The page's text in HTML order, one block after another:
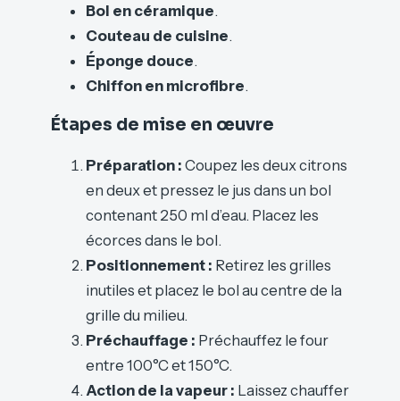
Bol en céramique.
Couteau de cuisine.
Éponge douce.
Chiffon en microfibre.
Étapes de mise en œuvre
Préparation : Coupez les deux citrons
en deux et pressez le jus dans un bol
contenant 250 ml d’eau. Placez les
écorces dans le bol.
Positionnement : Retirez les grilles
inutiles et placez le bol au centre de la
grille du milieu.
Préchauffage : Préchauffez le four
entre 100°C et 150°C.
Action de la vapeur : Laissez chauffer